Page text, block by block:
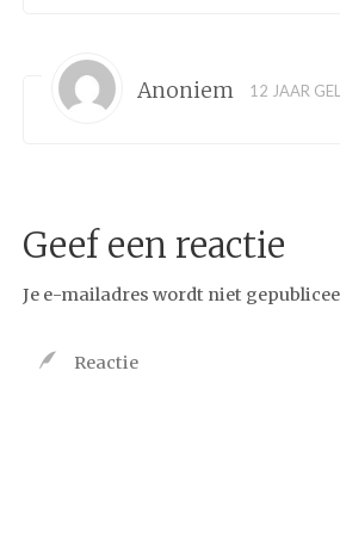
Anoniem 12 JAAR
Geef een reactie
Je e-mailadres wordt niet